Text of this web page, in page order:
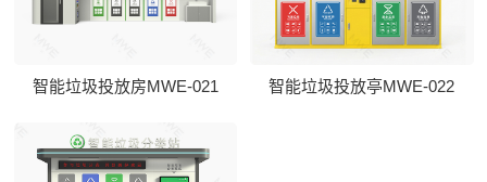
智能垃圾投放房MWE-021 智能垃圾投放亭MWE-022